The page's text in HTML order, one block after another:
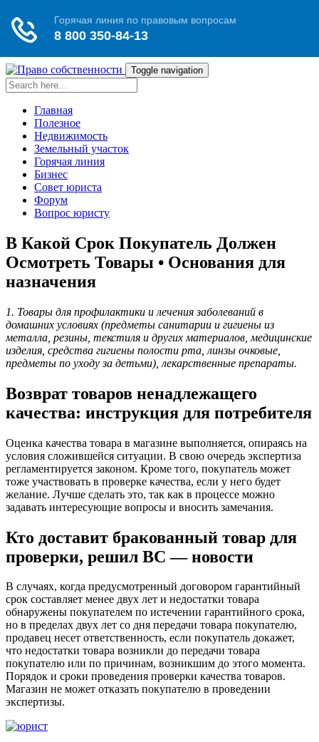
Toggle navigation
Главная
Полезное
Недвижимость
Земельный участок
Горячая линия
Бизнес
Совет юриста
Форум
Вопрос юристу
В Какой Срок Покупатель Должен
Осмотреть Товары • Основания для
назначения
1. Товары для профилактики и лечения заболеваний в
домашних условиях (предметы санитарии и гигиены из
металла, резины, текстиля и других материалов, медицинские
изделия, средства гигиены полости рта, линзы очковые,
предметы по уходу за детьми), лекарственные препараты.
Возврат товаров ненадлежащего
качества: инструкция для потребителя
Оценка качества товара в магазине выполняется, опираясь на
условия сложившейся ситуации. В свою очередь экспертиза
регламентируется законом. Кроме того, покупатель может
тоже участвовать в проверке качества, если у него будет
желание. Лучше сделать это, так как в процессе можно
задавать интересующие вопросы и вносить замечания.
Кто доставит бракованный товар для
проверки, решил ВС — новости
В случаях, когда предусмотренный договором гарантийный
срок составляет менее двух лет и недостатки товара
обнаружены покупателем по истечении гарантийного срока,
но в пределах двух лет со дня передачи товара покупателю,
продавец несет ответственность, если покупатель докажет,
что недостатки товара возникли до передачи товара
покупателю или по причинам, возникшим до этого момента.
Порядок и сроки проведения проверки качества товаров.
Магазин не может отказать покупателю в проведении
экспертизы.